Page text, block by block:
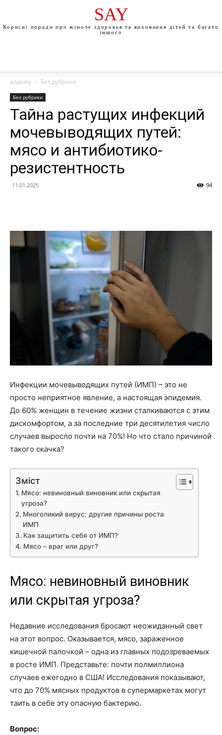
SAY
Корисні поради про жіноче здоровья та виховання дітей та багато
іншого
додому Без рубрики
Без рубрики
Тайна растущих инфекций
мочевыводящих путей:
мясо и антибиотико-
резистентность
11.01.2025 94
Инфекции мочевыводящих путей (ИМП) – это не
просто неприятное явление, а настоящая эпидемия.
До 60% женщин в течение жизни сталкиваются с этим
дискомфортом, а за последние три десятилетия число
случаев выросло почти на 70%! Но что стало причиной
такого скачка?
Зміст
Мясо: невиновный виновник или скрытая
угроза?
Многоликий вирус: другие причины роста
ИМП
Как защитить себя от ИМП?
Мясо – враг или друг?
Мясо: невиновный виновник
или скрытая угроза?
Недавние исследования бросают неожиданный свет
на этот вопрос. Оказывается, мясо, зараженное
кишечной палочкой – одна из главных подозреваемых
в росте ИМП. Представьте: почти полмиллиона
случаев ежегодно в США! Исследования показывают,
что до 70% мясных продуктов в супермаркетах могут
таить в себе эту опасную бактерию.
Вопрос: